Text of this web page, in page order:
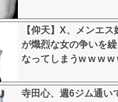
【仰天】X、メンエ
が熾烈な女の争いを
なってしまうw w w w
寺田心、週6ジム通